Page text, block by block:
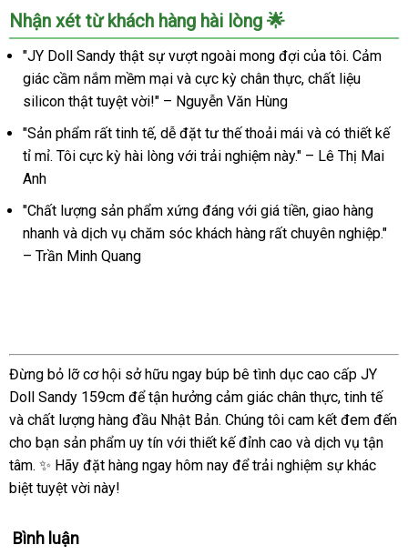
Búp
Bê
Tình
Dục
JY
Doll
Sandy
159cm
Cao
Cấp
Mềm
Mại
Nhật
Nhận xét từ khách hàng hài lòng 🌟
"JY Doll Sandy thật sự vượt ngoài mong đợi của tôi. Cảm
giác cầm nắm mềm mại và cực kỳ chân thực, chất liệu
silicon thật tuyệt vời!" – Nguyễn Văn Hùng
"Sản phẩm rất tinh tế, dễ đặt tư thế thoải mái và có thiết kế
tỉ mỉ. Tôi cực kỳ hài lòng với trải nghiệm này." – Lê Thị Mai
Anh
"Chất lượng sản phẩm xứng đáng với giá tiền, giao hàng
nhanh và dịch vụ chăm sóc khách hàng rất chuyên nghiệp."
– Trần Minh Quang
Đừng bỏ lỡ cơ hội sở hữu ngay búp bê tình dục cao cấp JY
Doll Sandy 159cm để tận hưởng cảm giác chân thực, tinh tế
và chất lượng hàng đầu Nhật Bản. Chúng tôi cam kết đem đến
cho bạn sản phẩm uy tín với thiết kế đỉnh cao và dịch vụ tận
tâm. ✨ Hãy đặt hàng ngay hôm nay để trải nghiệm sự khác
biệt tuyệt vời này!
Bình luận